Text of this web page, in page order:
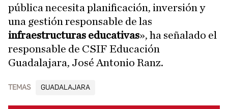
pública necesita planificación, inversión y
una gestión responsable de las
infraestructuras educativas», ha señalado el
responsable de CSIF Educación
Guadalajara, José Antonio Ranz.
TEMAS GUADALAJARA